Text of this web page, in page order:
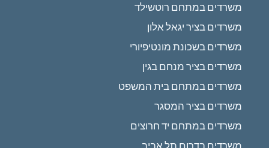
משרדים במתחם רוטשילד
משרדים בציר יגאל אלון
משרדים בשכונת מונטיפיורי
משרדים בציר מנחם בגין
משרדים במתחם בית המשפט
משרדים בציר המסגר
משרדים במתחם יד חרוצים
משרדים בדרום תל אביב